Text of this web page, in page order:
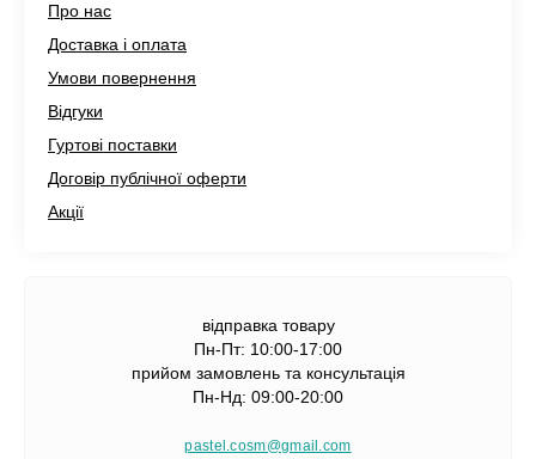
Про нас
Доставка і оплата
Умови повернення
Відгуки
Гуртові поставки
Договір публічної оферти
Акції
відправка товару
Пн-Пт: 10:00-17:00
прийом замовлень та консультація
Пн-Нд: 09:00-20:00
pastel.cosm@gmail.com